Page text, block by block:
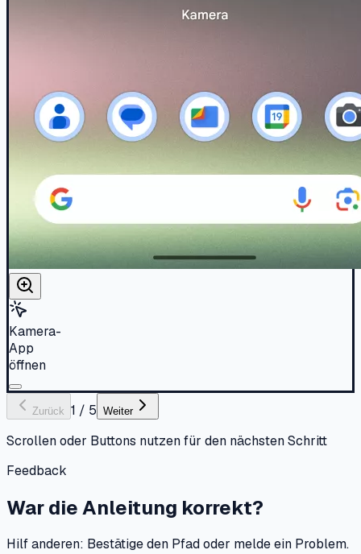
Kamera-
App
öffnen
Zurück 1 / 5 Weiter
Scrollen oder Buttons nutzen für den nächsten Schritt
Feedback
War die Anleitung korrekt?
Hilf anderen: Bestätige den Pfad oder melde ein Problem.